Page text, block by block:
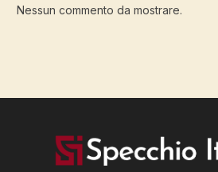
Nessun commento da mostrare.